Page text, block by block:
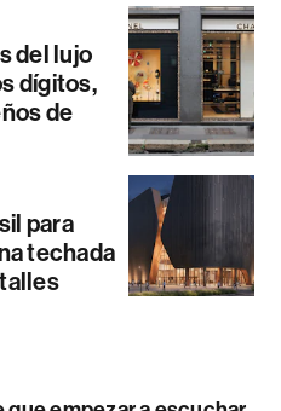
del lujo
dígitos,
de
para
techada